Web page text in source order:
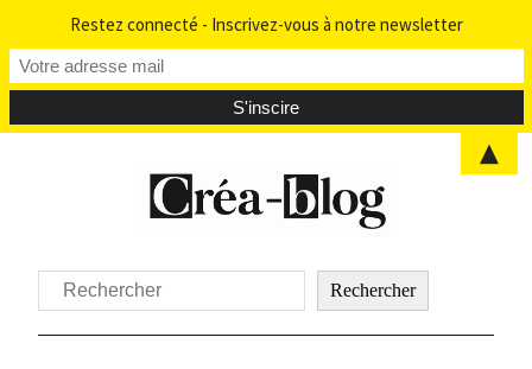
Rechercher Rechercher
Restez connecté - Inscrivez-vous à notre newsletter
▲